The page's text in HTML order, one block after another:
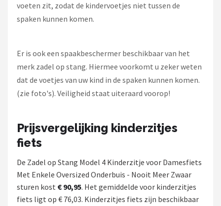
voeten zit, zodat de kindervoetjes niet tussen de
spaken kunnen komen.
Er is ook een spaakbeschermer beschikbaar van het
merk zadel op stang. Hiermee voorkomt u zeker weten
dat de voetjes van uw kind in de spaken kunnen komen.
(zie foto's). Veiligheid staat uiteraard voorop!
Prijsvergelijking kinderzitjes
fiets
De Zadel op Stang Model 4 Kinderzitje voor Damesfiets
Met Enkele Oversized Onderbuis - Nooit Meer Zwaar
sturen kost € 90,95. Het gemiddelde voor kinderzitjes
fiets ligt op € 76,03. Kinderzitjes fiets zijn beschikbaar